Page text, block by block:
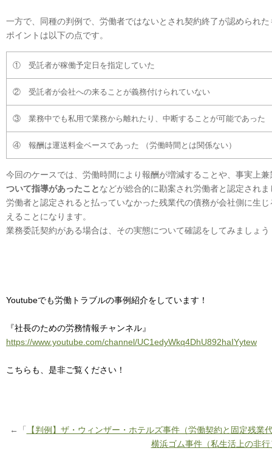
一方で、同種の判例で、労働者ではないとされ契約終了が認められ
ポイントは以下の点です。
① 受託者が稼働予定日を指定していた
② 受託者が会社への来ることが義務付けられていない
③ 業務中でも私用で業務から離れたり、中断することが可能であった
④ 報酬は運送料金ベースであった （労働時間とは関係ない）
今回のケースでは、労働時間により報酬が増減することや、事実上
ついて指導があったことなどが総合的に勘案され労働者と認定されま
労働者と認定されると払っていなかった残業代の債務が会社側に生
えることになります。
業務委託契約がある場合は、その実態について確認をしてみましょう
Youtubeでも労働トラブルの事例紹介をしています！
『社長のための労務情報チャンネル』
https://www.youtube.com/channel/UC1edyWkq4DhU892haIYytew
こちらも、是非ご覧ください！
←「
【判例】ザ・ウィンザー・ホテルズ事件（労働契約と固定残業
横浜ゴム事件（私生活上の非行